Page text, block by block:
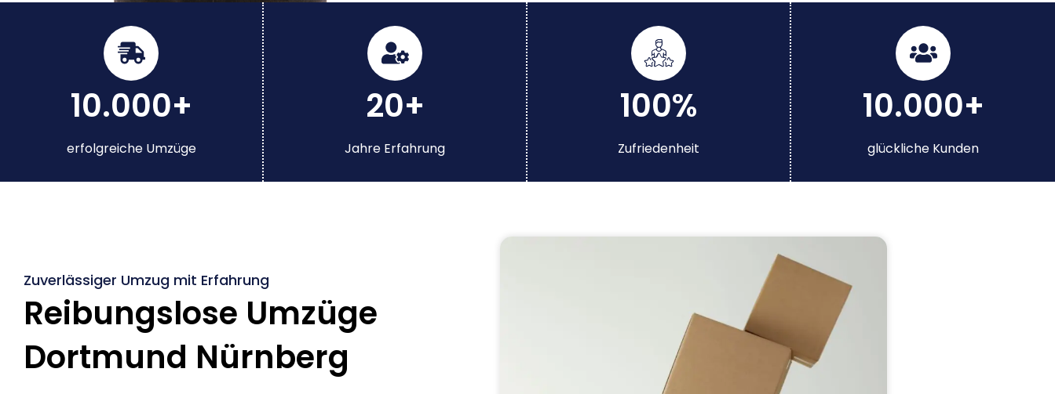
10.000+
erfolgreiche Umzüge
20+
Jahre Erfahrung
100%
Zufriedenheit
10.000+
glückliche Kunden
Zuverlässiger Umzug mit Erfahrung
Reibungslose Umzüge
Dortmund Nürnberg